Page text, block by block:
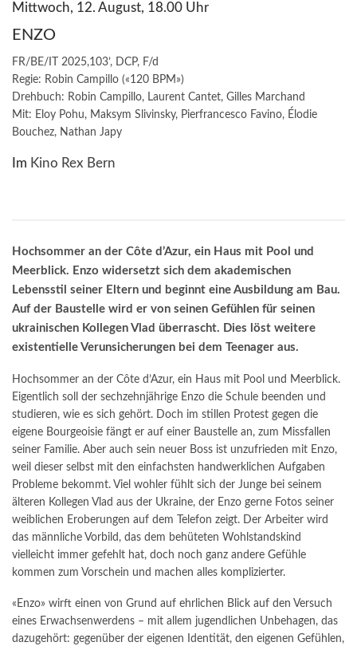
Mittwoch, 12. August, 18.00 Uhr
ENZO
FR/BE/IT 2025,103’, DCP, F/d
Regie: Robin Campillo («120 BPM»)
Drehbuch: Robin Campillo, Laurent Cantet, Gilles Marchand
Mit: Eloy Pohu, Maksym Slivinsky, Pierfrancesco Favino, Élodie
Bouchez, Nathan Japy
Im Kino Rex Bern
Hochsommer an der Côte d’Azur, ein Haus mit Pool und
Meerblick. Enzo widersetzt sich dem akademischen
Lebensstil seiner Eltern und beginnt eine Ausbildung am Bau.
Auf der Baustelle wird er von seinen Gefühlen für seinen
ukrainischen Kollegen Vlad überrascht. Dies löst weitere
existentielle Verunsicherungen bei dem Teenager aus.
Hochsommer an der Côte d’Azur, ein Haus mit Pool und Meerblick.
Eigentlich soll der sechzehnjährige Enzo die Schule beenden und
studieren, wie es sich gehört. Doch im stillen Protest gegen die
eigene Bourgeoisie fängt er auf einer Baustelle an, zum Missfallen
seiner Familie. Aber auch sein neuer Boss ist unzufrieden mit Enzo,
weil dieser selbst mit den einfachsten handwerklichen Aufgaben
Probleme bekommt. Viel wohler fühlt sich der Junge bei seinem
älteren Kollegen Vlad aus der Ukraine, der Enzo gerne Fotos seiner
weiblichen Eroberungen auf dem Telefon zeigt. Der Arbeiter wird
das männliche Vorbild, das dem behüteten Wohlstandskind
vielleicht immer gefehlt hat, doch noch ganz andere Gefühle
kommen zum Vorschein und machen alles komplizierter.
«Enzo» wirft einen von Grund auf ehrlichen Blick auf den Versuch
eines Erwachsenwerdens – mit allem jugendlichen Unbehagen, das
dazugehört: gegenüber der eigenen Identität, den eigenen Gefühlen,